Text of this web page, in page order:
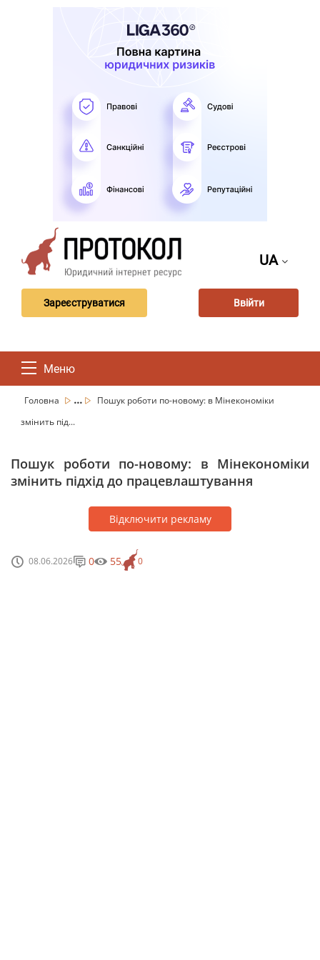
UA
Зареєструватися Ввійти
Меню
Головна ...
Пошук роботи по-новому: в Мінекономіки
змінить під...
Пошук роботи по-новому: в Мінекономіки
змінить підхід до працевлаштування
Відключити рекламу
08.06.2026 0
0 55